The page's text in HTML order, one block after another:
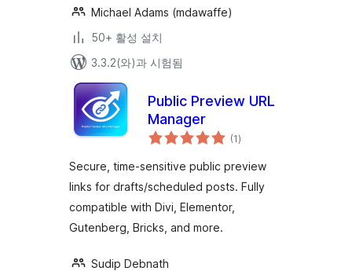
Michael Adams (mdawaffe)
50+ 활성 설치
3.3.2(와)과 시험됨
Public Preview URL
Manager
(1전
체
점
)
Secure, time-sensitive public preview
links for drafts/scheduled posts. Fully
compatible with Divi, Elementor,
Gutenberg, Bricks, and more.
Sudip Debnath